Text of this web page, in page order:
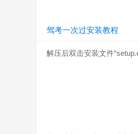
驾考一次过安装教程
解压后双击安装文件